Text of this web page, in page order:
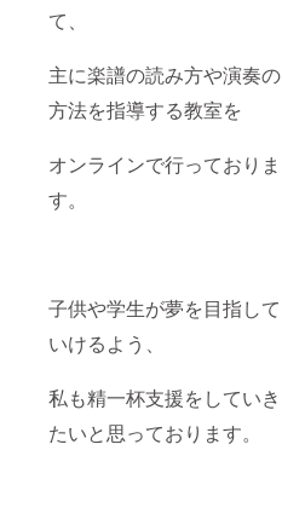
て、
主に楽譜の読み方や演奏の
方法を指導する教室を
オンラインで行っておりま
す。
子供や学生が夢を目指して
いけるよう、
私も精一杯支援をしていき
たいと思っております。